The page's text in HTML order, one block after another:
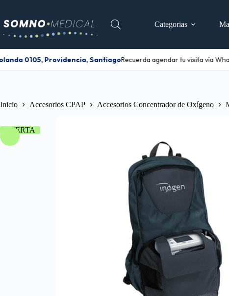
Categorias
0105, Providencia, SantiagoRecuerda agendar tu visita vía
Inicio Accesorios CPAP Accesorios Concentrador de Oxígeno
OFERTA